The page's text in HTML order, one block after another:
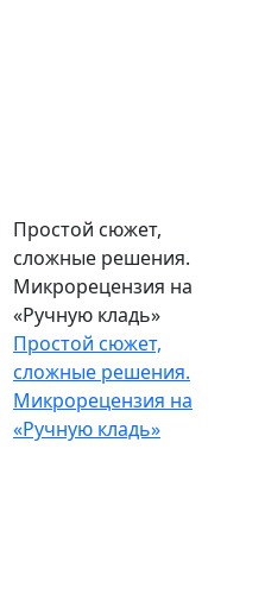
Простой сюжет,
сложные решения.
Микрорецензия на
«Ручную кладь»
Простой сюжет,
сложные решения.
Микрорецензия на
«Ручную кладь»